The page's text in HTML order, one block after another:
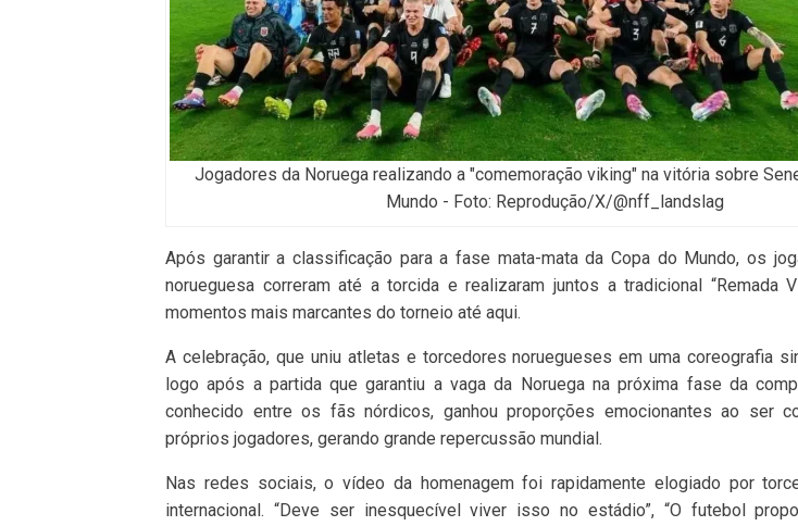
Jogadores da Noruega realizando a "comemoração viking" na vitória sobre
Mundo - Foto: Reprodução/X/@nff_landslag
Após garantir a classificação para a fase mata-mata da Copa do Mundo, os
norueguesa correram até a torcida e realizaram juntos a tradicional “Remada
momentos mais marcantes do torneio até aqui.
A celebração, que uniu atletas e torcedores noruegueses em uma coreografia
logo após a partida que garantiu a vaga da Noruega na próxima fase da
conhecido entre os fãs nórdicos, ganhou proporções emocionantes ao ser
próprios jogadores, gerando grande repercussão mundial.
Nas redes sociais, o vídeo da homenagem foi rapidamente elogiado por
internacional. “Deve ser inesquecível viver isso no estádio”, “O futebol